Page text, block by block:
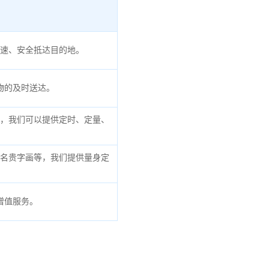
、安全抵达目的地。
及时送达。
我们可以提供定时、定量、
贵字画等，我们提供量身定
服务。